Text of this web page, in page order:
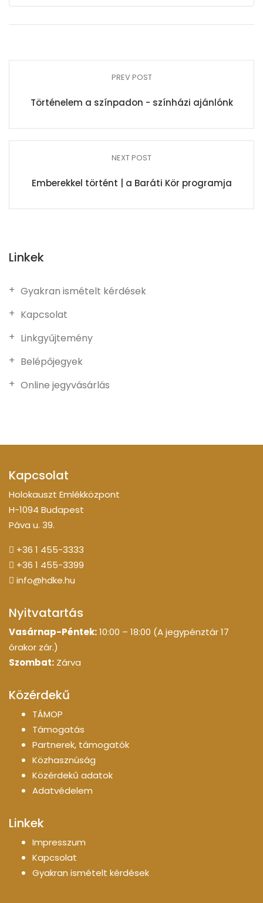
PREV POST
Történelem a színpadon - színházi ajánlónk
NEXT POST
Emberekkel történt | a Baráti Kör programja
Linkek
Gyakran ismételt kérdések
Kapcsolat
Linkgyűjtemény
Belépőjegyek
Online jegyvásárlás
Kapcsolat
Holokauszt Emlékközpont
H-1094 Budapest
Páva u. 39.
+36 1 455-3333
+36 1 455-3399
info@hdke.hu
Nyitvatartás
Vasárnap-Péntek:10:00 – 18:00 (A jegypénztár 17
órakor zár.)
Szombat: Zárva
Közérdekű
TÁMOP
Támogatás
Partnerek, támogatók
Közhasznúság
Közérdekű adatok
Adatvédelem
Linkek
Impresszum
Kapcsolat
Gyakran ismételt kérdések